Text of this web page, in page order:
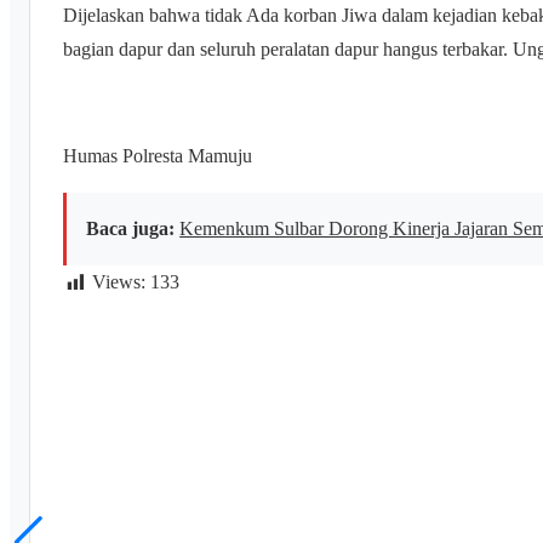
Dijelaskan bahwa tidak Ada korban Jiwa dalam kejadian
bagian dapur dan seluruh peralatan dapur hangus terbakar.
Humas Polresta Mamuju
Baca juga: Kemenkum Sulbar Dorong Kinerja Jajaran
Views: 133